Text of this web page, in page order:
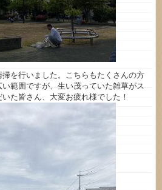
を行いました。こちらもたくさんの方
範囲ですが、生い茂っていた雑草がス
た皆さん、大変お疲れ様でした！